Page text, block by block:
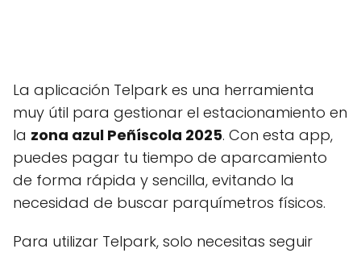
La aplicación Telpark es una herramienta
muy útil para gestionar el estacionamiento en
la zona azul Peñíscola 2025. Con esta app,
puedes pagar tu tiempo de aparcamiento
de forma rápida y sencilla, evitando la
necesidad de buscar parquímetros físicos.
Para utilizar Telpark, solo necesitas seguir